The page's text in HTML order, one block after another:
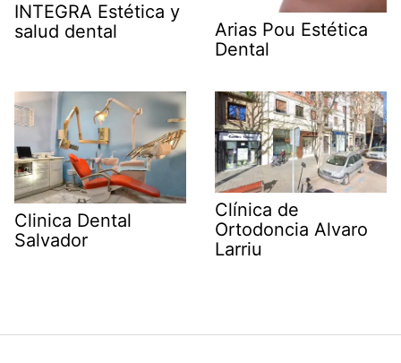
INTEGRA Estética y
salud dental
Arias Pou Estética
Dental
Clinica Dental
Salvador
Clínica de
Ortodoncia Alvaro
Larriu